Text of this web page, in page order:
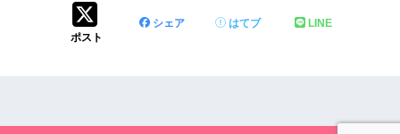
ポスト
シェア はてブ LINE